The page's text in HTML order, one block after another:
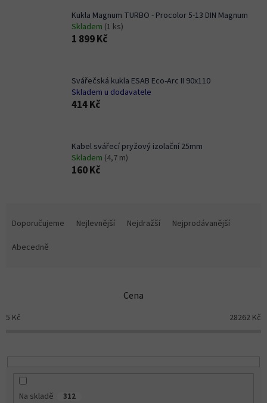
Kukla Magnum TURBO - Procolor 5-13 DIN Magnum
Skladem (1 ks)
1 899 Kč
Svářečská kukla ESAB Eco-Arc II 90x110
Skladem u dodavatele
414 Kč
Kabel svářecí pryžový izolační 25mm
Skladem (4,7 m)
160 Kč
o
Doporučujeme Nejlevnější Nejdražší
Nejprodávanější
Abecedně
Cena
5 Kč 28262 Kč
Na skladě 312